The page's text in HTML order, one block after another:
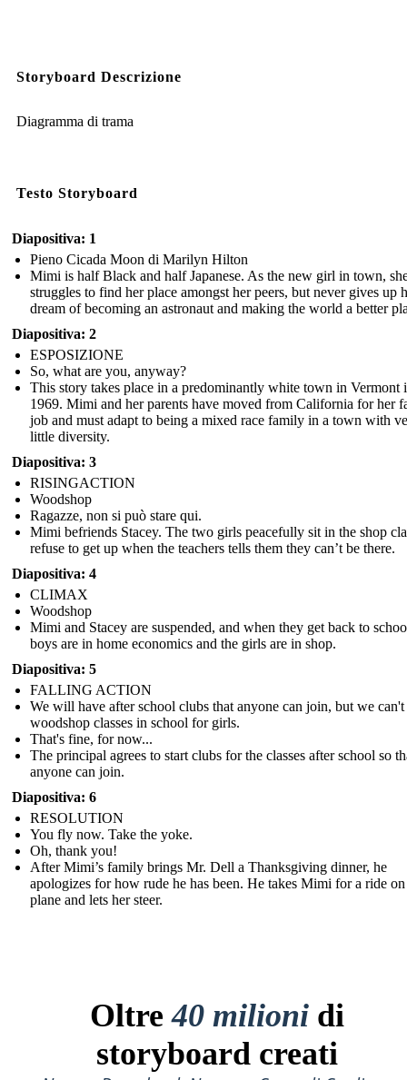
Storyboard Descrizione
Diagramma di trama
Testo Storyboard
Diapositiva: 1
Pieno Cicada Moon di Marilyn Hilton
Mimi is half Black and half Japanese. As the new girl in town,
struggles to find her place amongst her peers, but never gives up
dream of becoming an astronaut and making the world a better
Diapositiva: 2
ESPOSIZIONE
So, what are you, anyway?
This story takes place in a predominantly white town in Vermont
1969. Mimi and her parents have moved from California for her
job and must adapt to being a mixed race family in a town with
little diversity.
Diapositiva: 3
RISINGACTION
Woodshop
Ragazze, non si può stare qui.
Mimi befriends Stacey. The two girls peacefully sit in the shop
refuse to get up when the teachers tells them they can’t be there.
Diapositiva: 4
CLIMAX
Woodshop
Mimi and Stacey are suspended, and when they get back to
boys are in home economics and the girls are in shop.
Diapositiva: 5
FALLING ACTION
We will have after school clubs that anyone can join, but we can't
woodshop classes in school for girls.
That's fine, for now...
The principal agrees to start clubs for the classes after school so
anyone can join.
Diapositiva: 6
RESOLUTION
You fly now. Take the yoke.
Oh, thank you!
After Mimi’s family brings Mr. Dell a Thanksgiving dinner, he
apologizes for how rude he has been. He takes Mimi for a ride
plane and lets her steer.
Oltre40 milioni di
storyboard creati